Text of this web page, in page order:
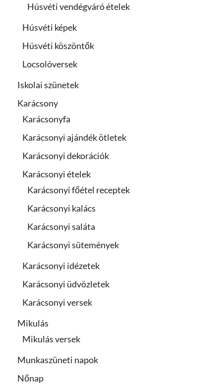
Húsvéti vendégváró ételek
Húsvéti képek
Húsvéti köszöntők
Locsolóversek
Iskolai szünetek
Karácsony
Karácsonyfa
Karácsonyi ajándék ötletek
Karácsonyi dekorációk
Karácsonyi ételek
Karácsonyi főétel receptek
Karácsonyi kalács
Karácsonyi saláta
Karácsonyi sütemények
Karácsonyi idézetek
Karácsonyi üdvözletek
Karácsonyi versek
Mikulás
Mikulás versek
Munkaszüneti napok
Nőnap